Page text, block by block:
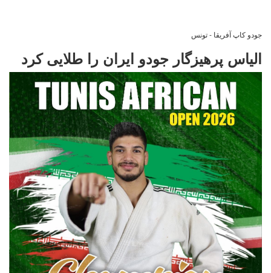
جودو کاپ آفریقا - تونس
الیاس پرهیزگار جودو ایران را طلایی کرد